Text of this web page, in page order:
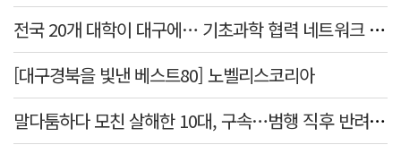
전국 20개 대학이 대구에… 기초과학 협력 네트워크 출범하다
[대구경북을 빛낸 베스트80] 노벨리스코리아
말다툼하다 모친 살해한 10대, 구속…범행 직후 반려견도 죽여